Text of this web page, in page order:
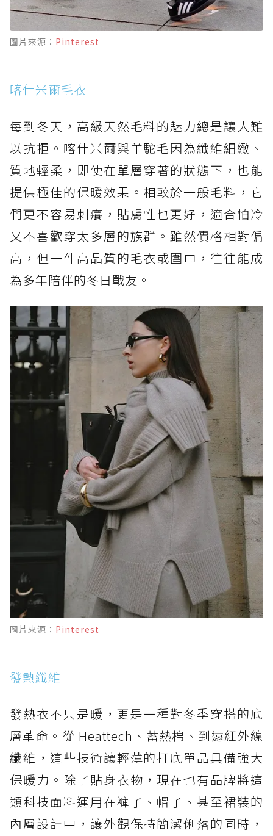
圖片來源： Pinterest
喀什米爾毛衣
每到冬天，高級天然毛料的魅力總是讓人難
以抗拒。喀什米爾與羊駝毛因為纖維細緻、
質地輕柔，即使在單層穿著的狀態下，也能
提供極佳的保暖效果。相較於一般毛料，它
們更不容易刺癢，貼膚性也更好，適合怕冷
又不喜歡穿太多層的族群。雖然價格相對偏
高，但一件高品質的毛衣或圍巾，往往能成
為多年陪伴的冬日戰友。
圖片來源： Pinterest
發熱纖維
發熱衣不只是暖，更是一種對冬季穿搭的底
層革命。從 Heattech、蓄熱棉、到遠紅外線
纖維，這些技術讓輕薄的打底單品具備強大
保暖力。除了貼身衣物，現在也有品牌將這
類科技面料運用在褲子、帽子、甚至裙裝的
內層設計中，讓外觀保持簡潔俐落的同時，